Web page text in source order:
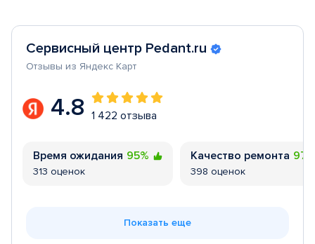
Сервисный центр Pedant.ru
Отзывы из Яндекс Карт
4.8 1 422 отзыва
Время ожидания 95%
313 оценок
Качество ремонта
398 оценок
Показать еще